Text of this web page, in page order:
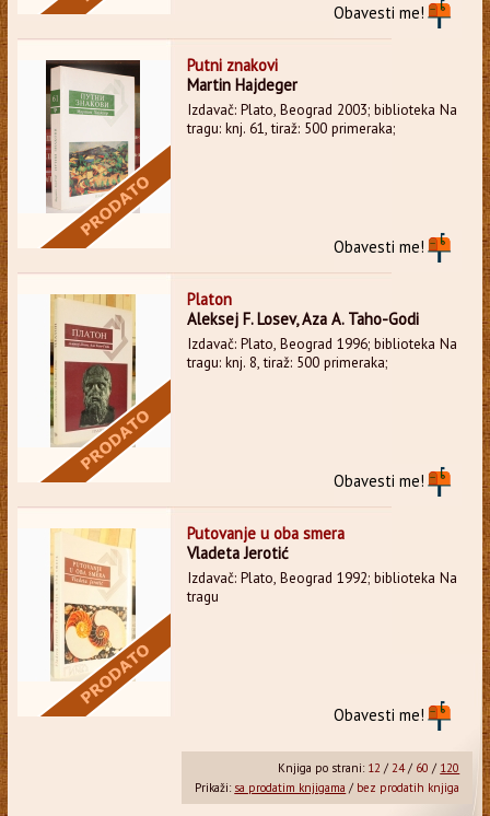
Obavesti me!
Putni znakovi
Martin Hajdeger
Izdavač: Plato, Beograd 2003; biblioteka Na
tragu: knj. 61, tiraž: 500 primeraka;
Obavesti me!
Platon
Aleksej F. Losev, Aza A. Taho-Godi
Izdavač: Plato, Beograd 1996; biblioteka Na
tragu: knj. 8, tiraž: 500 primeraka;
Obavesti me!
Putovanje u oba smera
Vladeta Jerotić
Izdavač: Plato, Beograd 1992; biblioteka Na
tragu
Obavesti me!
Knjiga po strani: 12 /24/ 60 / 120
Prikaži: sa prodatim knjigama / bez prodatih knjiga